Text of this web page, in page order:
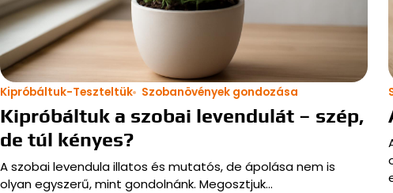
Kipróbáltuk-Teszteltük Szobanövények gondozása
Kipróbáltuk a szobai levendulát – szép,
de túl kényes?
A szobai levendula illatos és mutatós, de ápolása nem is
olyan egyszerű, mint gondolnánk. Megosztjuk…